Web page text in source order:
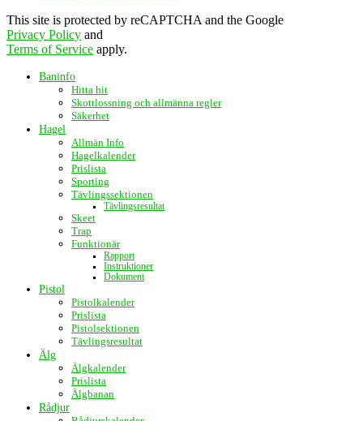
This site is protected by reCAPTCHA and the Google
Privacy Policy and
Terms of Service apply.
Baninfo
Hitta hit
Skottlossning och allmänna regler
Säkerhet
Hagel
Allmän Info
Hagelkalender
Prislista
Sporting
Tävlingssektionen
Tävlingsresultat
Skeet
Trap
Funktionär
Rapport
Instruktioner
Dokument
Pistol
Pistolkalender
Prislista
Pistolsektionen
Tävlingsresultat
Älg
Älgkalender
Prislista
Älgbanan
Rådjur